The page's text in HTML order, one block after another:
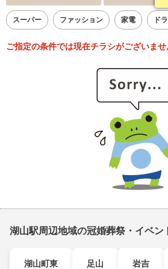
スーパー ファッション 家電 ド
ご指定の条件では現在チラシがございませ
湖山駅周辺地域の冠婚葬祭・イベン
湖山町東 足山 岩吉